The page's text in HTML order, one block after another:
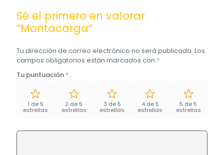
Sé el primero en valorar
“Montacarga”
Tu dirección de correo electrónico no será publicada. Los
campos obligatorios están marcados con *
Tu puntuación *
1 de 5
estrellas
2 de 5
estrellas
3 de 5
estrellas
4 de 5
estrellas
5 de 5
estrellas